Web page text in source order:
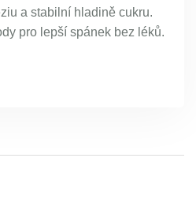
a stabilní hladině cukru.
pro lepší spánek bez léků.